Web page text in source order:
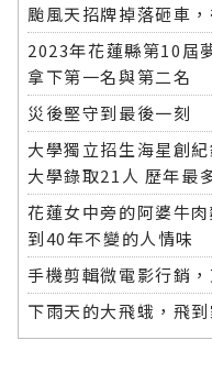
颱風天招牌掉落砸車
2023年花蓮縣第10屆
拿下第一名與第二名
災後堅守到最後一刻
大學獨立招生海星創
大學錄取21人 歷年最
花蓮女中旁的阿婆牛
到40年不變的人情味
手機剪輯微電影行銷
下雨天的大飛蛾，飛